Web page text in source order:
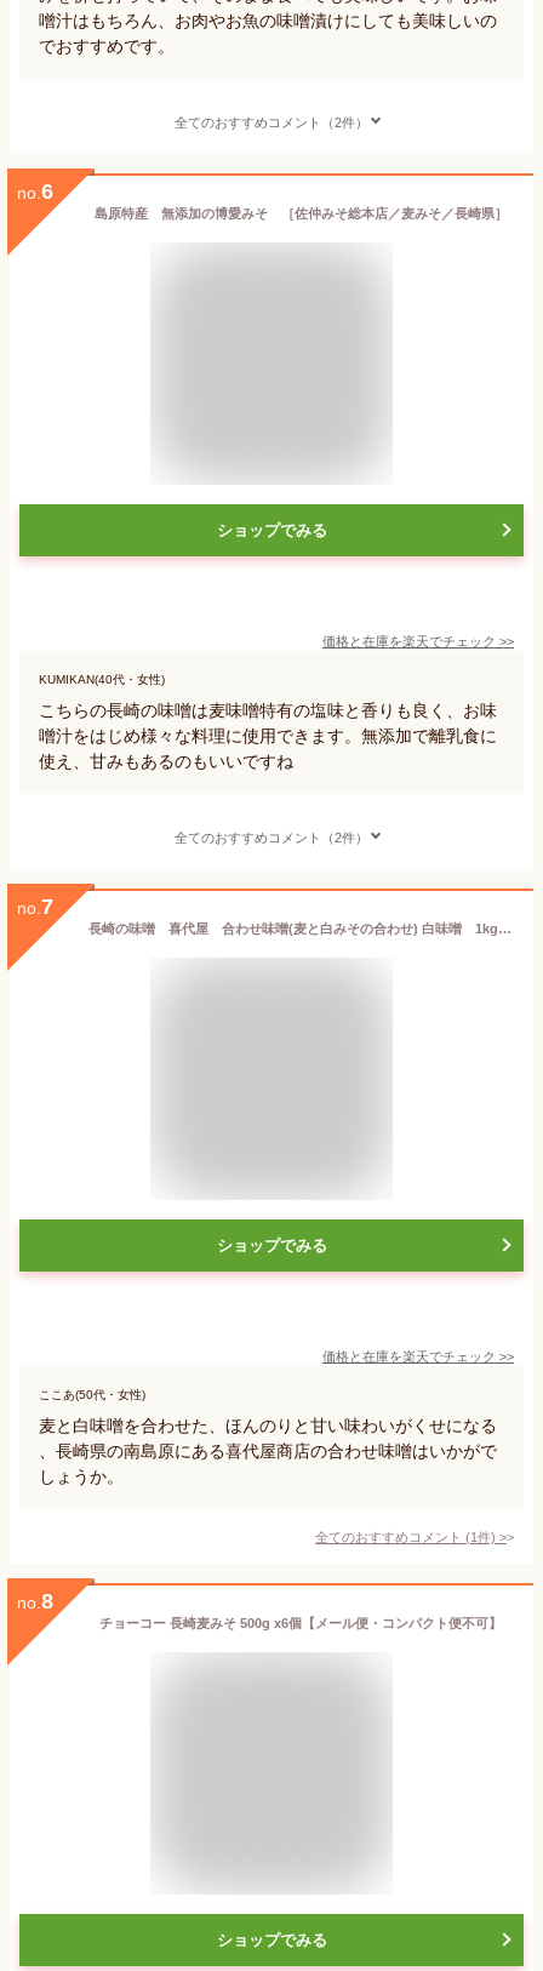
噌汁はもちろん、お肉やお魚の味噌漬けにしても美味しいの
でおすすめです。
全てのおすすめコメント（2件）
no. 6
島原特産 無添加の博愛みそ ［佐仲みそ総本店／麦みそ／長崎県］
ショップでみる
価格と在庫を楽天でチェック >>
KUMIKAN(40代・女性)
こちらの長崎の味噌は麦味噌特有の塩味と香りも良く、お味
噌汁をはじめ様々な料理に使用できます。無添加で離乳食に
使え、甘みもあるのもいいですね
全てのおすすめコメント（2件）
no. 7
長崎の味噌 喜代屋 合わせ味噌(麦と白みその合わせ) 白味噌 1kg×4袋セット
ショップでみる
価格と在庫を楽天でチェック >>
ここあ(50代・女性)
麦と白味噌を合わせた、ほんのりと甘い味わいがくせになる
、長崎県の南島原にある喜代屋商店の合わせ味噌はいかがで
しょうか。
全てのおすすめコメント (1件) >
no. 8
チョーコー 長崎麦みそ 500g x6個【メール便・コンパクト便不可】
ショップでみる